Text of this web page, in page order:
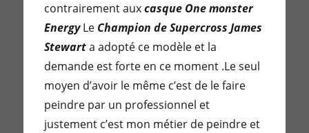
contrairement auxcasque One monster
EnergyLe Champion de Supercross James
Stewarta adopté ce modèle et la
demande est forte en ce moment .Le seul
moyen d’avoir le même c’est de le faire
peindre par un professionnel et
justement c’est mon métier de peindre et